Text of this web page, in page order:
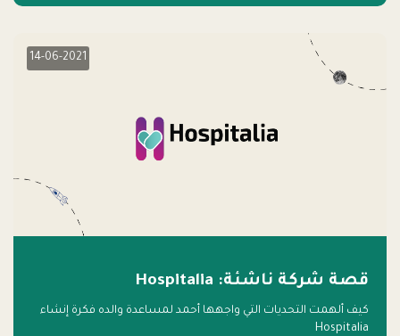
14-06-2021
قصة شركة ناشئة: Hospitalia
كيف ألهمت التحديات التي واجهها أحمد لمساعدة والده فكرة إنشاء
Hospitalia